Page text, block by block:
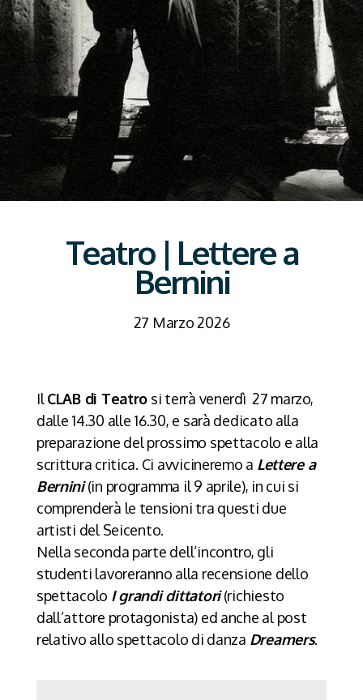
Teatro | Lettere a
Bernini
27 Marzo 2026
IlCLAB di Teatro si terrà venerdì 27 marzo,
dalle 14.30 alle 16.30, e sarà dedicato alla
preparazione del prossimo spettacolo e alla
scrittura critica. Ci avvicineremo a Lettere a
Bernini(in programma il 9 aprile), in cui si
comprenderà le tensioni tra questi due
artisti del Seicento.
Nella seconda parte dell’incontro, gli
studenti lavoreranno alla recensione dello
spettacolo I grandi dittatori(richiesto
dall’attore protagonista) ed anche al post
relativo allo spettacolo di danza Dreamers.